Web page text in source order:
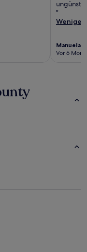
"
Weniger
Manuela
Vor 6